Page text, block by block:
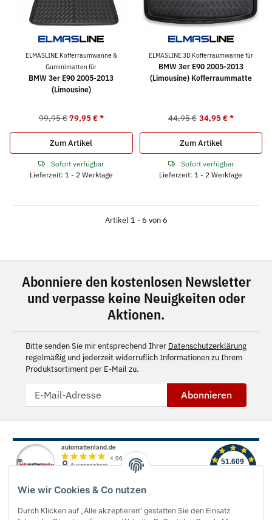
Wie wir Cookies & Co nutzen
Durch Klicken auf „Alle akzeptieren“ gestatten Sie den Einsatz
ELMASLINE Kofferraumwanne &
Gummimatten für
BMW 3er E90 2005-2013
(Limousine)
99,95 € 79,95 €*
Zum Artikel
Sofort verfügbar
Lieferzeit: 1 - 2 Werktage
ELMASLINE 3D Kofferraumwanne für
BMW 3er E90 2005-2013
(Limousine) Kofferraummatte
44,95 € 34,95 €*
Zum Artikel
Sofort verfügbar
Lieferzeit: 1 - 2 Werktage
Artikel 1 - 6 von 6
Abonniere den kostenlosen Newsletter
und verpasse keine Neuigkeiten oder
Aktionen.
Bitte senden Sie mir entsprechend Ihrer Datenschutzerklärung
regelmäßig und jederzeit widerruflich Informationen zu Ihrem
Produktsortiment per E-Mail zu.
Abonnieren